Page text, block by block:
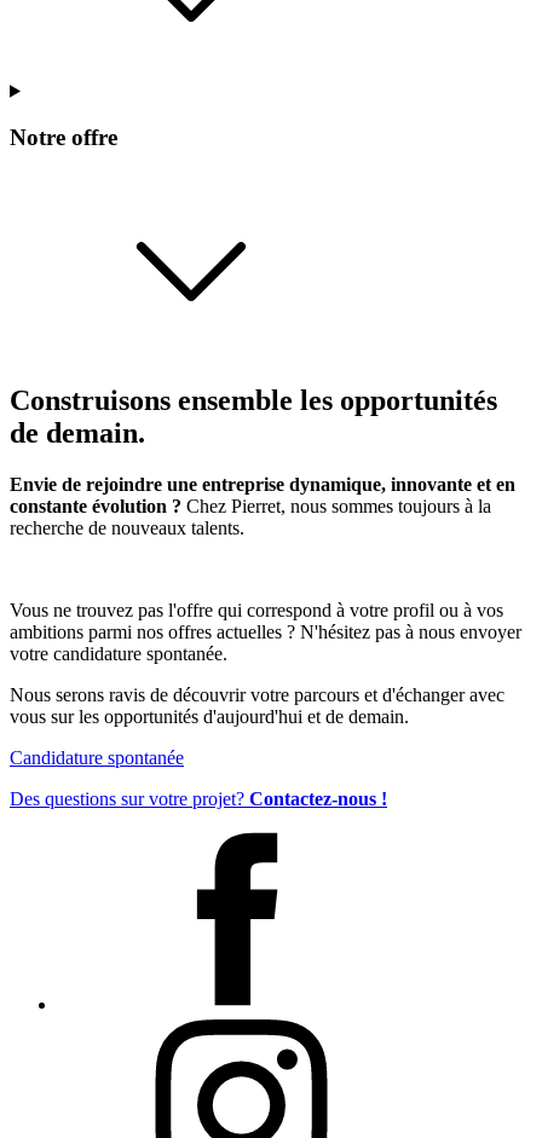
Notre offre
Construisons ensemble les opportunités
de demain.
Envie de rejoindre une entreprise dynamique, innovante et en
constante évolution ? Chez Pierret, nous sommes toujours à la
recherche de nouveaux talents.
Vous ne trouvez pas l'offre qui correspond à votre profil ou à vos
ambitions parmi nos offres actuelles ? N'hésitez pas à nous envoyer
votre candidature spontanée.
Nous serons ravis de découvrir votre parcours et d'échanger avec
vous sur les opportunités d'aujourd'hui et de demain.
Candidature spontanée
Des questions sur votre projet? Contactez-nous !